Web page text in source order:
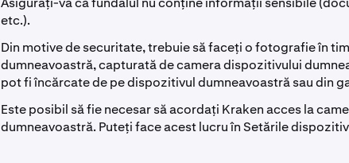
etc.).
Din motive de securitate, trebuie să faceți o fotografie în
dumneavoastră, capturată de camera dispozitivului
pot fi încărcate de pe dispozitivul dumneavoastră sau din
Este posibil să fie necesar să acordați Kraken acces la
dumneavoastră. Puteți face acest lucru în Setările